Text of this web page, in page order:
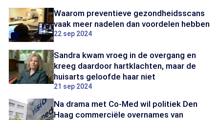
Waarom preventieve gezondheidsscans
vaak meer nadelen dan voordelen hebben
22 sep 2024
Sandra kwam vroeg in de overgang en
kreeg daardoor hartklachten, maar de
huisarts geloofde haar niet
21 sep 2024
Na drama met Co-Med wil politiek Den
Haag commerciële overnames van